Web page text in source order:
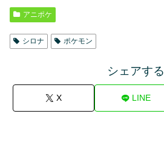
アニポケ
シロナ ポケモン
シェアする
X LINE